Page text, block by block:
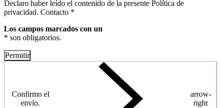
Declaro haber leído el contenido de la presente Política de
privacidad. Contacto *
Los campos marcados con un
* son obligatorios.
Permitir
Confirmo el
envío.
arrow-
right